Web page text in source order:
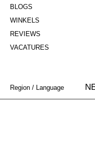
BLOGS
WINKELS
REVIEWS
VACATURES
Region / Language